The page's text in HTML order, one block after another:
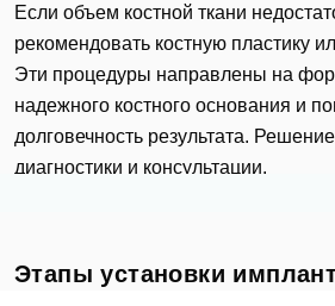
Если объем костной ткани
рекомендовать костную пластику
Эти процедуры направлены на
надежного костного основания и
долговечность результата.
диагностики и консультации.
Этапы установки